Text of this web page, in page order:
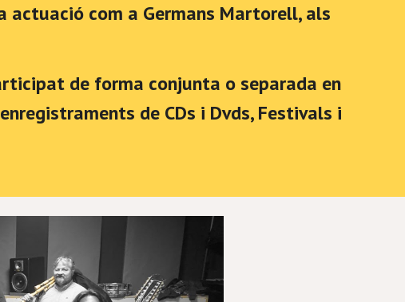
actuació com a Germans Martorell, als
de forma conjunta o separada en
de CDs i Dvds, Festivals i